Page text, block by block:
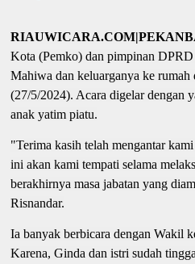
Kota (Pemko) dan pimpinan
Mahiwa dan keluarganya ke
(27/5/2024). Acara digelar dengan
anak yatim piatu.
"Terima kasih telah mengantar
ini akan kami tempati selama
berakhirnya masa jabatan yang
Risnandar.
Ia banyak berbicara dengan Wakil
Karena, Ginda dan istri sudah